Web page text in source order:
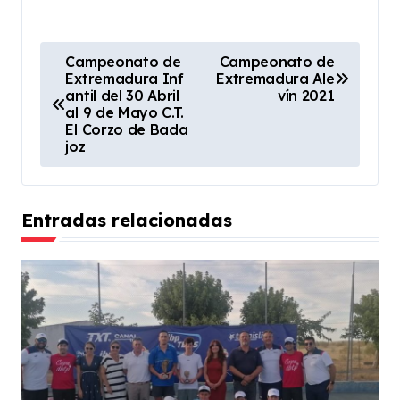
g
c
i
ó
n
d
e
Campeonato de
Extremadura Inf
antil del 30 Abril
al 9 de Mayo C.T.
El Corzo de Bada
joz
Campeonato de
Extremadura Ale
vín 2021
Entradas relacionadas